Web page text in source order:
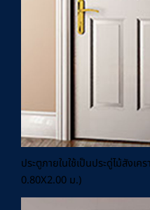
ประตูภายในใช้เป็นประดู่ไม้สังเ
0.80X2.00 ม.)